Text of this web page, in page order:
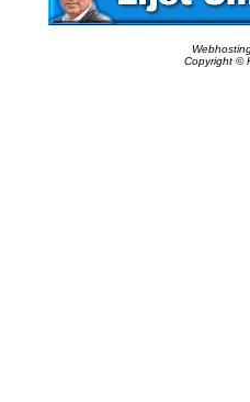
Copyright ©